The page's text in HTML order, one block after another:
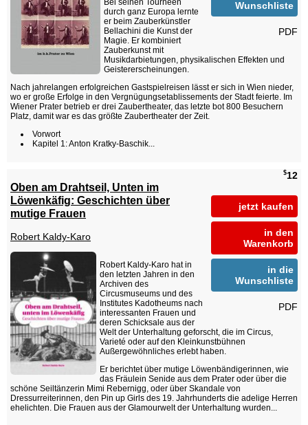
Wunschliste
PDF
Bei seinen Tourneen
durch ganz Europa lernte
er beim Zauberkünstler
Bellachini die Kunst der
Magie. Er kombiniert
Zauberkunst mit
Musikdarbietungen, physikalischen Effekten und
Geistererscheinungen.
Nach jahrelangen erfolgreichen Gastspielreisen lässt er sich in Wien nieder,
wo er große Erfolge in den Vergnügungsetablissements der Stadt feierte. Im
Wiener Prater betrieb er drei Zaubertheater, das letzte bot 800 Besuchern
Platz, damit war es das größte Zaubertheater der Zeit.
Vorwort
Kapitel 1: Anton Kratky-Baschik...
$12
jetzt kaufen
in den
Warenkorb
in die
Wunschliste
PDF
Oben am Drahtseil, Unten im
Löwenkäfig: Geschichten über
mutige Frauen
Robert Kaldy-Karo
Robert Kaldy-Karo hat in
den letzten Jahren in den
Archiven des
Circusmuseums und des
Institutes Kadotheums nach
interessanten Frauen und
deren Schicksale aus der
Welt der Unterhaltung geforscht, die im Circus,
Varieté oder auf den Kleinkunstbühnen
Außergewöhnliches erlebt haben.
Er berichtet über mutige Löwenbändigerinnen, wie
das Fräulein Senide aus dem Prater oder über die
schöne Seiltänzerin Mimi Rebernigg, oder über Skandale von
Dressurreiterinnen, den Pin up Girls des 19. Jahrhunderts die adelige Herren
ehelichten. Die Frauen aus der Glamourwelt der Unterhaltung wurden...